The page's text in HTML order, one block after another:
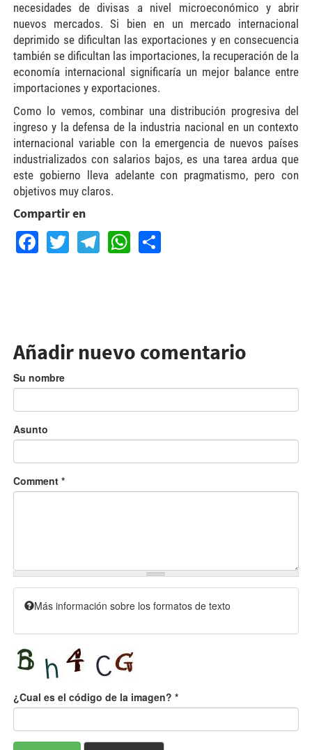
necesidades de divisas a nivel microeconómico y abrir
nuevos mercados. Si bien en un mercado internacional
deprimido se dificultan las exportaciones y en consecuencia
también se dificultan las importaciones, la recuperación de la
economía internacional significaría un mejor balance entre
importaciones y exportaciones.
Como lo vemos, combinar una distribución progresiva del
ingreso y la defensa de la industria nacional en un contexto
internacional variable con la emergencia de nuevos países
industrializados con salarios bajos, es una tarea ardua que
este gobierno lleva adelante con pragmatismo, pero con
objetivos muy claros.
Compartir en
Facebook
TwitterTelegram
WhatsApp
Share
Añadir nuevo comentario
Su nombre
Asunto
Comment *
Más información sobre los formatos de texto
¿Cual es el código de la imagen? *